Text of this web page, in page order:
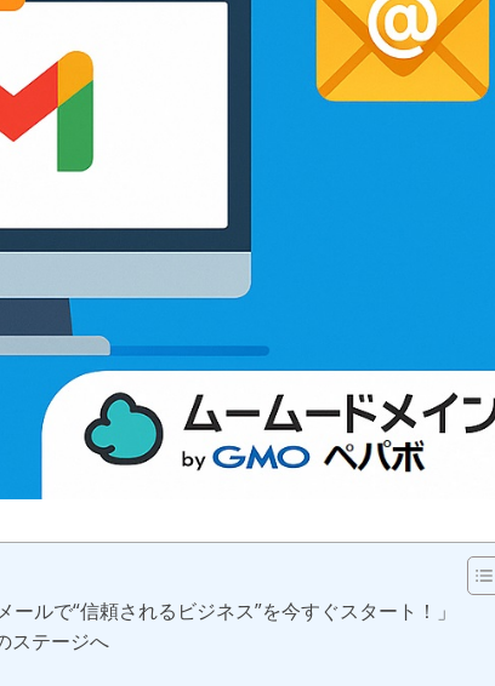
ルで“信頼されるビジネス”を今すぐスタート！」
ステージへ